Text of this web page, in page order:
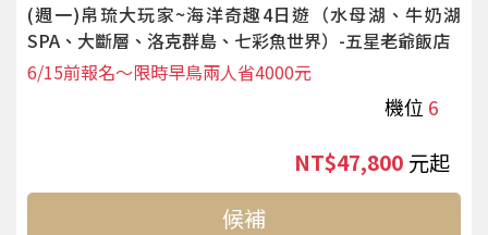
(週一)帛琉大玩家~海洋奇趣4日遊（水母湖、牛奶湖
SPA、大斷層、洛克群島、七彩魚世界）-五星老爺飯店
機位 6
6/15前報名～限時早鳥兩人省4000元
NT$47,800 起
候補